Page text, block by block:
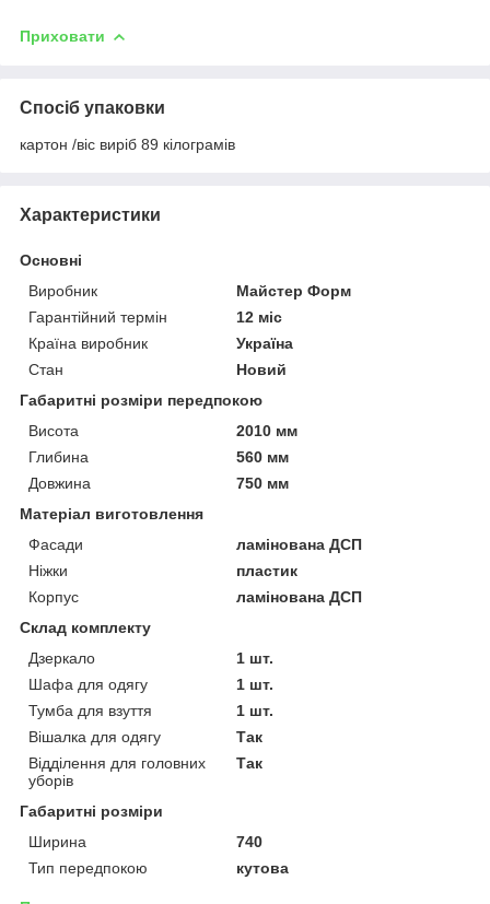
Приховати
Спосіб упаковки
картон /віс виріб 89 кілограмів
Характеристики
Основні
Виробник
Майстер Форм
Гарантійний термін
12 міс
Країна виробник
Україна
Стан
Новий
Габаритні розміри передпокою
Висота
2010 мм
Глибина
560 мм
Довжина
750 мм
Матеріал виготовлення
Фасади
ламінована ДСП
Ніжки
пластик
Корпус
ламінована ДСП
Склад комплекту
Дзеркало
1 шт.
Шафа для одягу
1 шт.
Тумба для взуття
1 шт.
Вішалка для одягу
Так
Відділення для головних
уборів
Так
Габаритні розміри
Ширина
740
Тип передпокою
кутова